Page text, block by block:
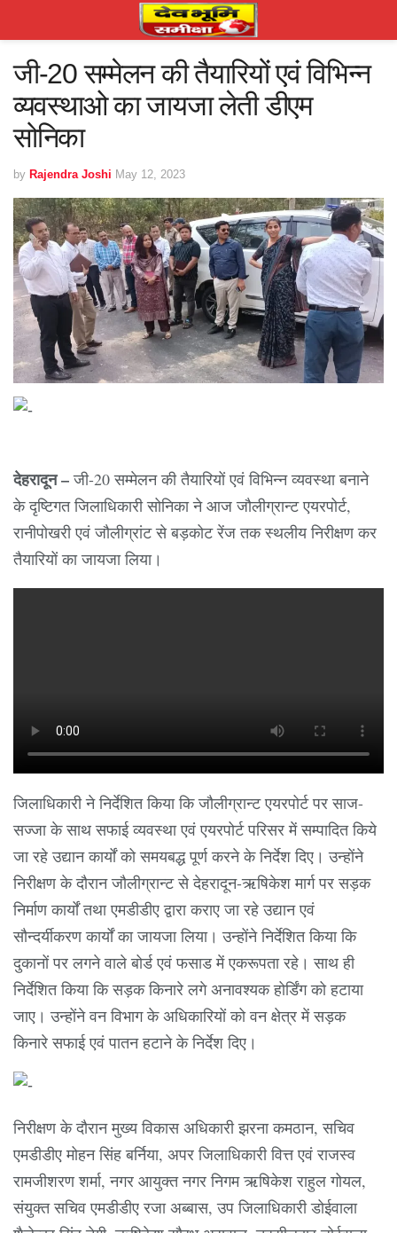
जी-20 सम्मेलन की तैयारियों एवं विभिन्न
व्यवस्थाओ का जायजा लेती डीएम
सोनिका
by Rajendra Joshi May 12, 2023
देहरादून –जी-20 सम्मेलन की तैयारियों एवं विभिन्न व्यवस्था बनाने
के दृष्टिगत जिलाधिकारी सोनिका ने आज जौलीग्रान्ट एयरपोर्ट,
रानीपोखरी एवं जौलीग्रांट से बड़कोट रेंज तक स्थलीय निरीक्षण कर
तैयारियों का जायजा लिया।
जिलाधिकारी ने निर्देशित किया कि जौलीग्रान्ट एयरपोर्ट पर साज-
सज्जा के साथ सफाई व्यवस्था एवं एयरपोर्ट परिसर में सम्पादित किये
जा रहे उद्यान कार्यों को समयबद्ध पूर्ण करने के निर्देश दिए। उन्होंने
निरीक्षण के दौरान जौलीग्रान्ट से देहरादून-ऋषिकेश मार्ग पर सड़क
निर्माण कार्यों तथा एमडीडीए द्वारा कराए जा रहे उद्यान एवं
सौन्दर्यीकरण कार्यों का जायजा लिया। उन्होंने निर्देशित किया कि
दुकानों पर लगने वाले बोर्ड एवं फसाड में एकरूपता रहे। साथ ही
निर्देशित किया कि सड़क किनारे लगे अनावश्यक होर्डिंग को हटाया
जाए। उन्होंने वन विभाग के अधिकारियों को वन क्षेत्र में सड़क
किनारे सफाई एवं पातन हटाने के निर्देश दिए।
निरीक्षण के दौरान मुख्य विकास अधिकारी झरना कमठान, सचिव
एमडीडीए मोहन सिंह बर्निया, अपर जिलाधिकारी वित्त एवं राजस्व
रामजीशरण शर्मा, नगर आयुक्त नगर निगम ऋषिकेश राहुल गोयल,
संयुक्त सचिव एमडीडीए रजा अब्बास, उप जिलाधिकारी डोईवाला